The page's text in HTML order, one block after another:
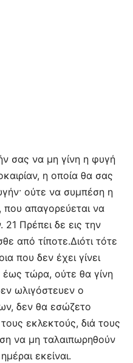
σας να μη γίνη η φυγή
η οποία θα σας
ούτε να συμπέση η
απαγορεύεται να
Πρέπει δε εις την
από τίποτε.Διότι τότε
που δεν έχει γίνει
τώρα, ούτε θα γίνη
ωλιγόστευεν ο
δεν θα εσώζετο
εκλεκτούς, διά τους
να μη ταλαιπωρηθούν
εκείναι.